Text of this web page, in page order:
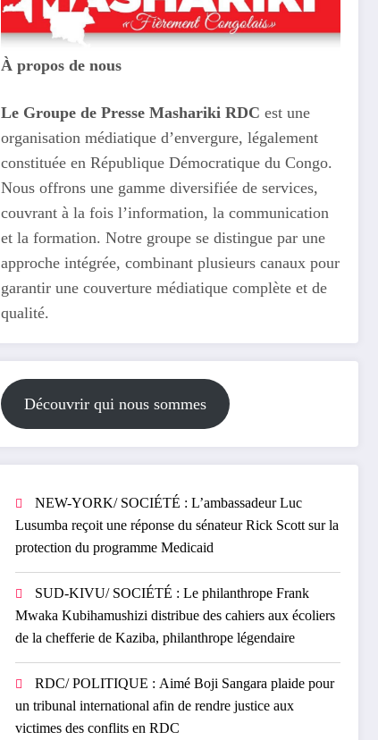
À propos de nous
Le Groupe de Presse Mashariki RDC est une
organisation médiatique d’envergure, légalement
constituée en République Démocratique du Congo.
Nous offrons une gamme diversifiée de services,
couvrant à la fois l’information, la communication
et la formation. Notre groupe se distingue par une
approche intégrée, combinant plusieurs canaux pour
garantir une couverture médiatique complète et de
qualité.
Découvrir qui nous sommes
NEW-YORK/ SOCIÉTÉ : L’ambassadeur Luc
Lusumba reçoit une réponse du sénateur Rick Scott sur la
protection du programme Medicaid
SUD-KIVU/ SOCIÉTÉ : Le philanthrope Frank
Mwaka Kubihamushizi distribue des cahiers aux écoliers
de la chefferie de Kaziba, philanthrope légendaire
RDC/ POLITIQUE : Aimé Boji Sangara plaide pour
un tribunal international afin de rendre justice aux
victimes des conflits en RDC